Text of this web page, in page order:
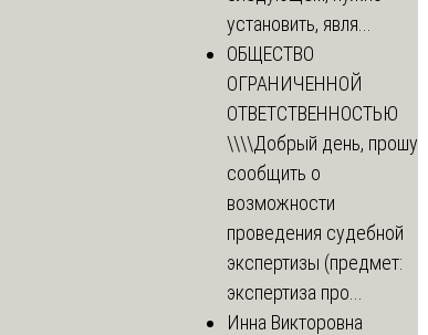
установить, явля...
ОБЩЕСТВО
ОГРАНИЧЕННОЙ
ОТВЕТСТВЕННОСТЬЮ
\\\\Добрый день, прошу
сообщить о
возможности
проведения судебной
экспертизы (предмет:
экспертиза про...
Инна Викторовна